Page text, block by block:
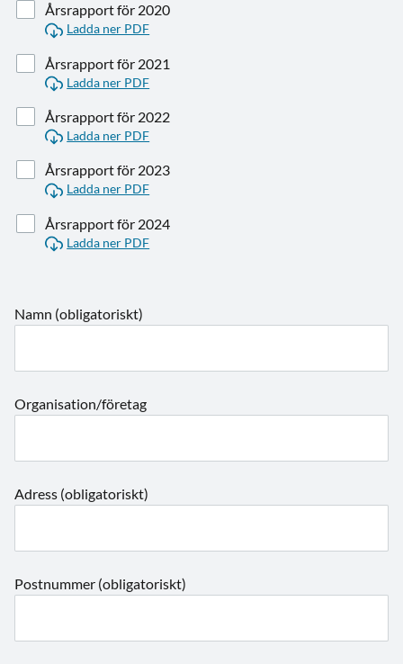
Årsrapport för 2020
Ladda ner PDF
Årsrapport för 2021
Ladda ner PDF
Årsrapport för 2022
Ladda ner PDF
Årsrapport för 2023
Ladda ner PDF
Årsrapport för 2024
Ladda ner PDF
Namn (obligatoriskt)
Organisation/företag
Adress (obligatoriskt)
Postnummer (obligatoriskt)